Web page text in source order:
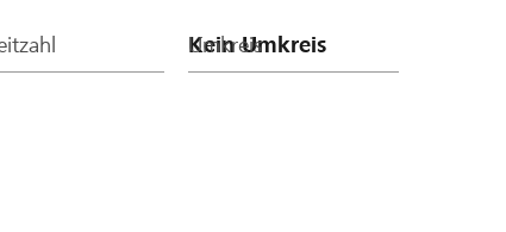
Umkreis